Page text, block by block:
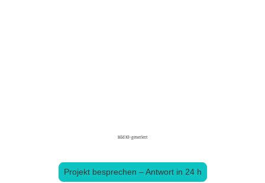
Bild KI-generiert
Projekt besprechen – Antwort in 24 h